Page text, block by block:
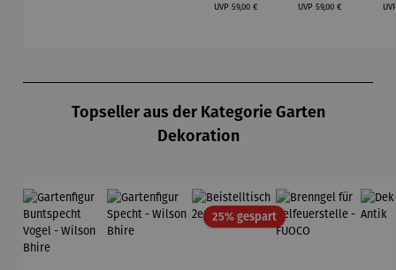
| Farmi
UVP Regulärer Preis:
59,00 €
| Papa
UVPRegulärer Preis:
59,00 €
Topseller aus der Kategorie Garten
Dekoration
25% gespartRabatt